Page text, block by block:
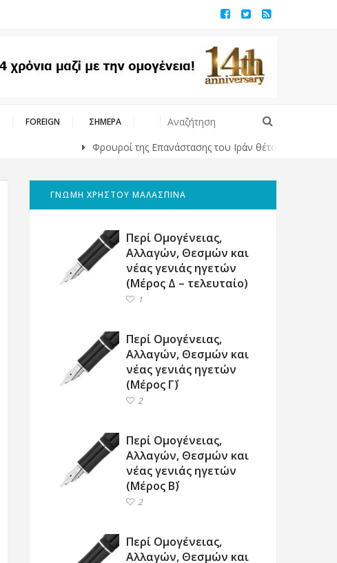
FOREIGN ΣΗΜΕΡΑ
Φρουροί της Επανάστασης του Ιράν θέτουν όρους στις ΗΠΑ για
ΓΝΩΜΗ ΧΡΗΣΤΟΥ ΜΑΛΑΣΠΙΝΑ
Περί Ομογένειας,
Αλλαγών, Θεσμών και
νέας γενιάς ηγετών
(Μέρος Δ – τελευταίο)
1
Περί Ομογένειας,
Αλλαγών, Θεσμών και
νέας γενιάς ηγετών
(Μέρος Γ΄)
2
Περί Ομογένειας,
Αλλαγών, Θεσμών και
νέας γενιάς ηγετών
(Μέρος Β΄)
2
Περί Ομογένειας,
Αλλαγών, Θεσμών και